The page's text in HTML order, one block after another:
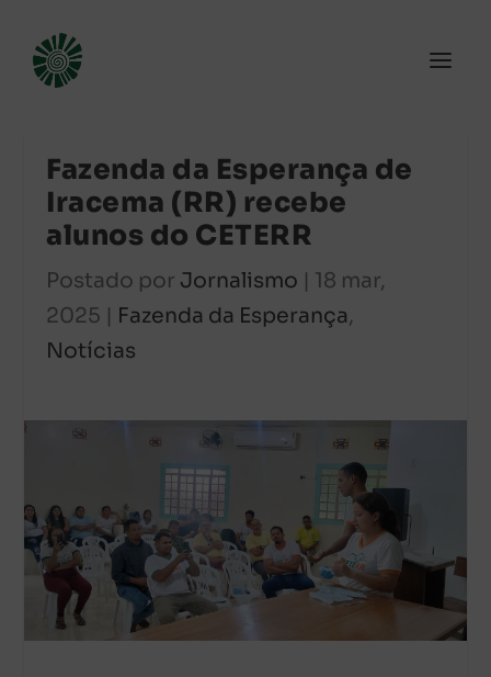
Fazenda da Esperança de
Iracema (RR) recebe
alunos do CETERR
Postado por Jornalismo | 18 mar,
2025 | Fazenda da Esperança,
Notícias